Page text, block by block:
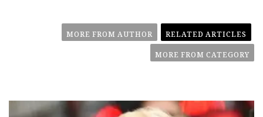
RELATED ARTICLES
MORE FROM AUTHOR
MORE FROM CATEGORY